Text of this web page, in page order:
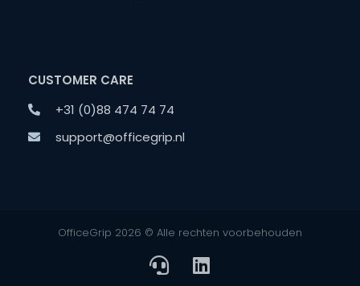
CUSTOMER CARE
+31 (0)88 474 74 74
support@officegrip.nl
OfficeGrip 2026 © Alle rechten voorbehouden